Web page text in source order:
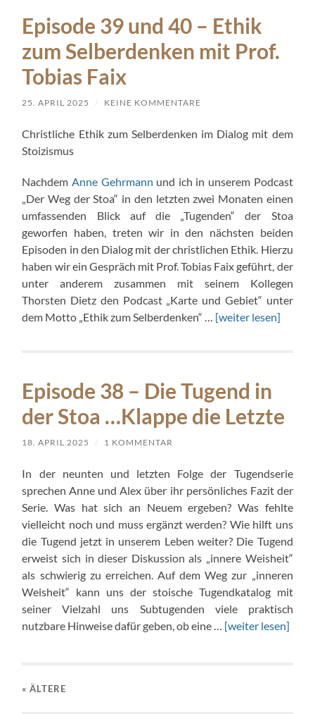
Episode 39 und 40 – Ethik
zum Selberdenken mit Prof.
Tobias Faix
25. APRIL 2025 / KEINE KOMMENTARE
Christliche Ethik zum Selberdenken im Dialog mit dem
Stoizismus
Nachdem Anne Gehrmann und ich in unserem Podcast
„Der Weg der Stoa“ in den letzten zwei Monaten einen
umfassenden Blick auf die „Tugenden“ der Stoa
geworfen haben, treten wir in den nächsten beiden
Episoden in den Dialog mit der christlichen Ethik. Hierzu
haben wir ein Gespräch mit Prof. Tobias Faix geführt, der
unter anderem zusammen mit seinem Kollegen
Thorsten Dietz den Podcast „Karte und Gebiet“ unter
dem Motto „Ethik zum Selberdenken“ … [weiter lesen]
Episode 38 – Die Tugend in
der Stoa …Klappe die Letzte
18. APRIL 2025 / 1 KOMMENTAR
In der neunten und letzten Folge der Tugendserie
sprechen Anne und Alex über ihr persönliches Fazit der
Serie. Was hat sich an Neuem ergeben? Was fehlte
vielleicht noch und muss ergänzt werden? Wie hilft uns
die Tugend jetzt in unserem Leben weiter? Die Tugend
erweist sich in dieser Diskussion als „innere Weisheit“
als schwierig zu erreichen. Auf dem Weg zur „inneren
Weisheit“ kann uns der stoische Tugendkatalog mit
seiner Vielzahl uns Subtugenden viele praktisch
nutzbare Hinweise dafür geben, ob eine … [weiter lesen]
« ÄLTERE